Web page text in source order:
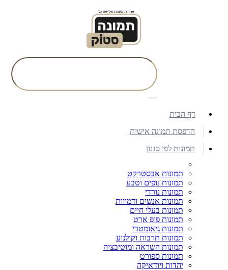
דף הבית
הדפסת תמונה אישית
תמונות לפי סגנון
תמונות אבסטרקט
תמונות נופים וטבע
תמונות נורדי
תמונות אנשים ודמויות
תמונות בעלי חיים
תמונות פופ ארט
תמונות גיאומטרי
תמונות תרבות וקולנוע
תמונות השראה ומוטיבציה
תמונות ספורט
יהדות ויודאיקה